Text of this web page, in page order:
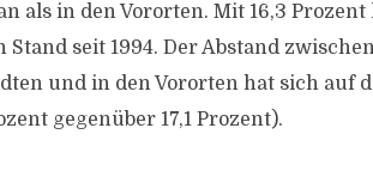
als in den Vororten. Mit 16,3 Prozent
seit 1994. Der Abstand
und in den Vororten hat sich auf
gegenüber 17,1 Prozent).